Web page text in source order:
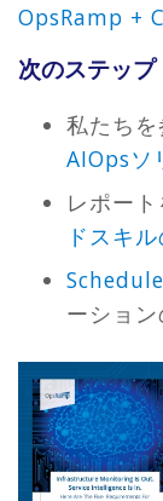
OpsRamp +
次のステップ
私たち
AIOpsソ
レポー
ドスキル
ーション